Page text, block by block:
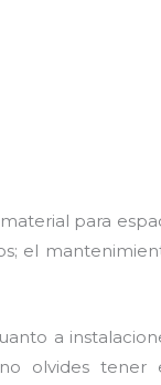
para
el
a
olvides tener